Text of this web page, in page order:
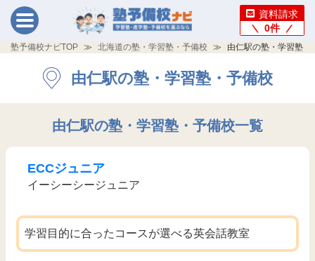
資料請求
0件
塾予備校ナビTOP 北海道の塾・学習塾・予備校 由仁駅の塾・学習塾・
由仁駅の塾・学習塾・予備校
由仁駅の塾・学習塾・予備校一覧
ECCジュニア
イーシーシージュニア
学習目的に合ったコースが選べる英会話教室